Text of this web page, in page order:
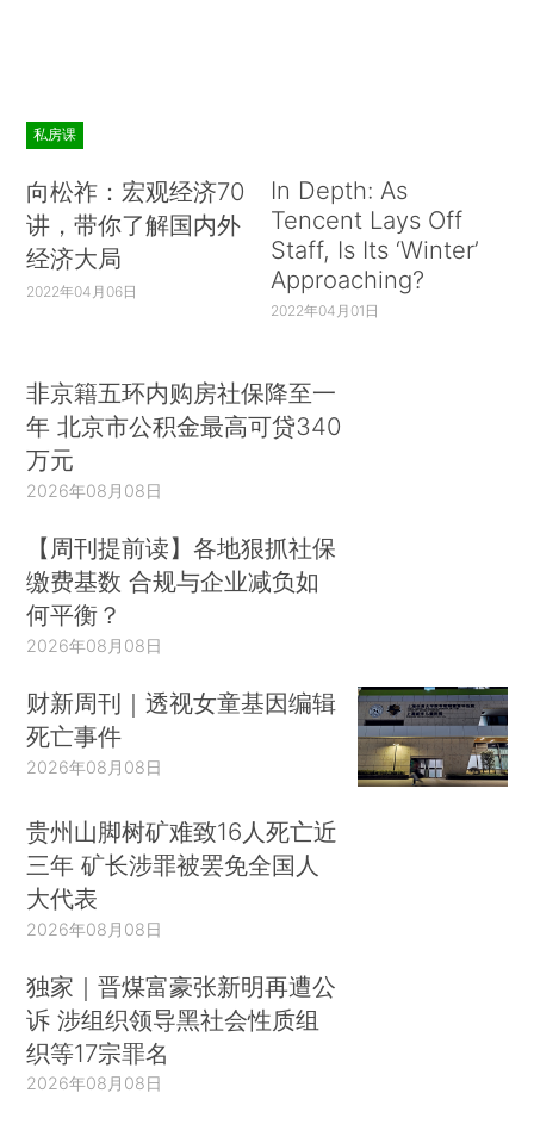
私房课
向松祚：宏观经济70
讲，带你了解国内外
经济大局
2022年04月06日
In Depth: As
Tencent Lays Off
Staff, Is Its ‘Winter’
Approaching?
2022年04月01日
非京籍五环内购房社保降至一
年 北京市公积金最高可贷340
万元
2026年08月08日
【周刊提前读】各地狠抓社保
缴费基数 合规与企业减负如
何平衡？
2026年08月08日
财新周刊｜透视女童基因编辑
死亡事件
2026年08月08日
贵州山脚树矿难致16人死亡近
三年 矿长涉罪被罢免全国人
大代表
2026年08月08日
独家｜晋煤富豪张新明再遭公
诉 涉组织领导黑社会性质组
织等17宗罪名
2026年08月08日